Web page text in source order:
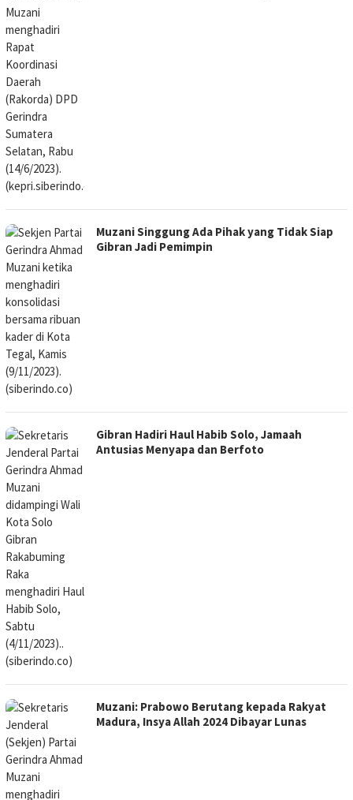
Muzani Singgung Ada Pihak yang Tidak Siap
Gibran Jadi Pemimpin
Gibran Hadiri Haul Habib Solo, Jamaah
Antusias Menyapa dan Berfoto
Muzani: Prabowo Berutang kepada Rakyat
Madura, Insya Allah 2024 Dibayar Lunas